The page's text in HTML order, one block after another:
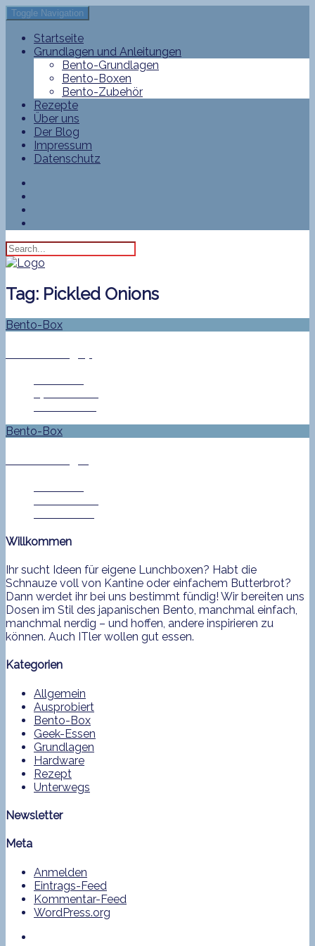
Toggle Navigation
Startseite
Grundlagen und Anleitungen
Bento-Grundlagen
Bento-Boxen
Bento-Zubehör
Rezepte
Über uns
Der Blog
Impressum
Datenschutz
Tag: Pickled Onions
Bento-Box
Bento-Box
Willkommen
Ihr sucht Ideen für eigene Lunchboxen? Habt die
Schnauze voll von Kantine oder einfachem Butterbrot?
Dann werdet ihr bei uns bestimmt fündig! Wir bereiten uns
Dosen im Stil des japanischen Bento, manchmal einfach,
manchmal nerdig – und hoffen, andere inspirieren zu
können. Auch ITler wollen gut essen.
Kategorien
Allgemein
Ausprobiert
Bento-Box
Geek-Essen
Grundlagen
Hardware
Rezept
Unterwegs
Newsletter
Meta
Anmelden
Eintrags-Feed
Kommentar-Feed
WordPress.org